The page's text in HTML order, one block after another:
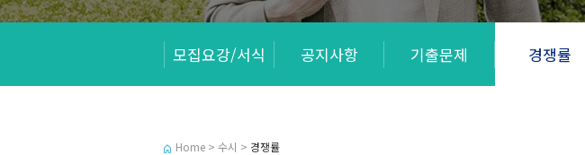
모집요강/서식 공지사항 기출문제 경쟁률
Home > 수시 > 경쟁률